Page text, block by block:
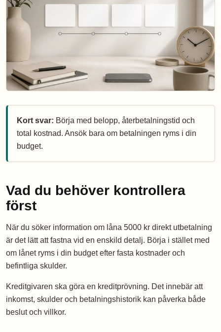
Kort svar: Börja med belopp, återbetalningstid och
total kostnad. Ansök bara om betalningen ryms i din
budget.
Vad du behöver kontrollera
först
När du söker information om låna 5000 kr direkt utbetalning
är det lätt att fastna vid en enskild detalj. Börja i stället med
om lånet ryms i din budget efter fasta kostnader och
befintliga skulder.
Kreditgivaren ska göra en kreditprövning. Det innebär att
inkomst, skulder och betalningshistorik kan påverka både
beslut och villkor.